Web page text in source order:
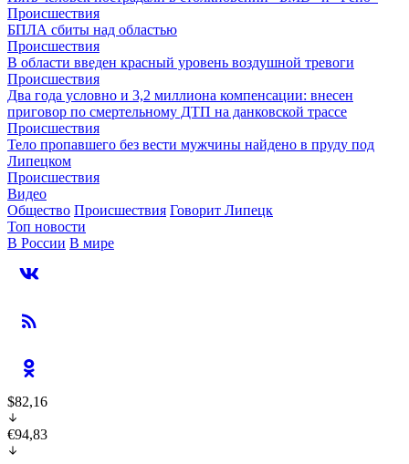
Происшествия
БПЛА сбиты над областью
Происшествия
В области введен красный уровень воздушной тревоги
Происшествия
Два года условно и 3,2 миллиона компенсации: внесен
приговор по смертельному ДТП на данковской трассе
Происшествия
Тело пропавшего без вести мужчины найдено в пруду под
Липецком
Происшествия
Видео
Общество Происшествия Говорит Липецк
Топ новости
В России В мире
$82,16
€94,83